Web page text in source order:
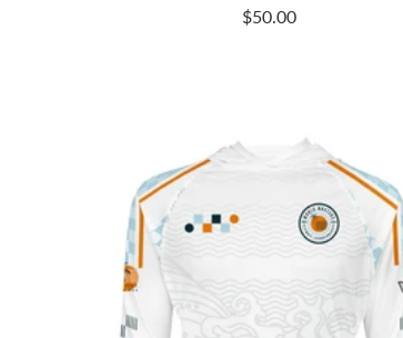
Prix
$50.00